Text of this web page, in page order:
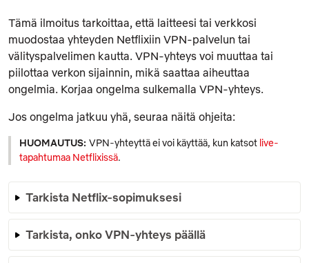
Tämä ilmoitus tarkoittaa, että laitteesi tai verkkosi
muodostaa yhteyden Netflixiin VPN-palvelun tai
välityspalvelimen kautta. VPN-yhteys voi muuttaa tai
piilottaa verkon sijainnin, mikä saattaa aiheuttaa
ongelmia. Korjaa ongelma sulkemalla VPN-yhteys.
Jos ongelma jatkuu yhä, seuraa näitä ohjeita:
HUOMAUTUS: VPN-yhteyttä ei voi käyttää, kun katsot live-
tapahtumaa Netflixissä.
Tarkista Netflix-sopimuksesi
Tarkista, onko VPN-yhteys päällä